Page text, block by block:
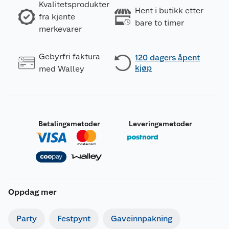
Kvalitetsprodukter
fra kjente
merkevarer
Hent i butikk etter
bare to timer
Gebyrfri faktura
med Walley
120 dagers åpent
kjøp
Betalingsmetoder Leveringsmetoder
Oppdag mer
Party Festpynt Gaveinnpakning